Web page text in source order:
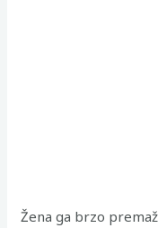
Žena ga brzo